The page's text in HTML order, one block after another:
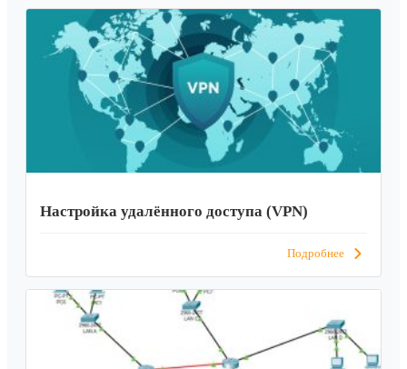
Настройка удалённого доступа (VPN)
Подробнее